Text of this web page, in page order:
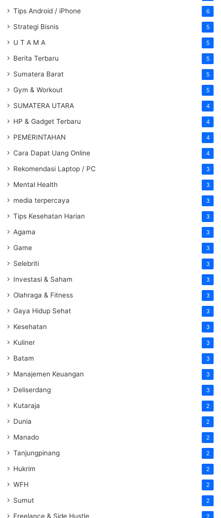
Tips Android / iPhone 6
Strategi Bisnis 5
U T A M A 5
Berita Terbaru 5
Sumatera Barat 5
Gym & Workout 5
SUMATERA UTARA 4
HP & Gadget Terbaru 4
PEMERINTAHAN 4
Cara Dapat Uang Online 4
Rekomendasi Laptop / PC 3
Mental Health 3
media terpercaya 3
Tips Kesehatan Harian 3
Agama 3
Game 3
Selebriti 3
Investasi & Saham 3
Olahraga & Fitness 3
Gaya Hidup Sehat 3
Kesehatan 3
Kuliner 3
Batam 3
Manajemen Keuangan 3
Deliserdang 3
Kutaraja 2
Dunia 2
Manado 2
Tanjungpinang 2
Hukrim 2
WFH 2
Sumut 2
Freelance & Side Hustle 2